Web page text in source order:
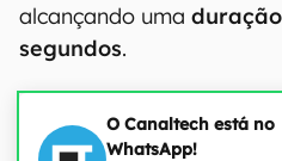
alcançando uma
segundos.
O Canaltech está no
WhatsApp!